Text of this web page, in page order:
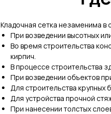
Кладочная сетка незаменима в
При возведении высотных
Во время строительства
кирпич.
В процессе строительства
При возведении объектов
Для строительства крупных
Для устройства прочной
При нанесении толстых